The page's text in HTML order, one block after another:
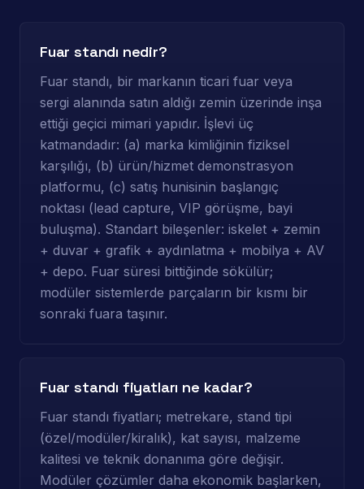
Fuar standı nedir?
Fuar standı, bir markanın ticari fuar veya
sergi alanında satın aldığı zemin üzerinde inşa
ettiği geçici mimari yapıdır. İşlevi üç
katmandadır: (a) marka kimliğinin fiziksel
karşılığı, (b) ürün/hizmet demonstrasyon
platformu, (c) satış hunisinin başlangıç
noktası (lead capture, VIP görüşme, bayi
buluşma). Standart bileşenler: iskelet + zemin
+ duvar + grafik + aydınlatma + mobilya + AV
+ depo. Fuar süresi bittiğinde sökülür;
modüler sistemlerde parçaların bir kısmı bir
sonraki fuara taşınır.
Fuar standı fiyatları ne kadar?
Fuar standı fiyatları; metrekare, stand tipi
(özel/modüler/kiralık), kat sayısı, malzeme
kalitesi ve teknik donanıma göre değişir.
Modüler çözümler daha ekonomik başlarken,